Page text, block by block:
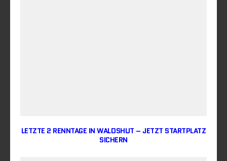
LETZTE 2 RENNTAGE IN WALDSHUT – JETZT STARTPLATZ
SICHERN